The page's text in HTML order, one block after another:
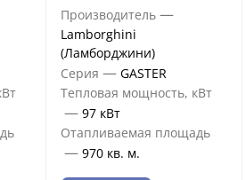
Производитель —
Lamborghini
(Ламборджини)
Серия — GASTER
Тепловая мощность, кВт
— 97 кВт
Отапливаемая площадь
— 970 кв. м.